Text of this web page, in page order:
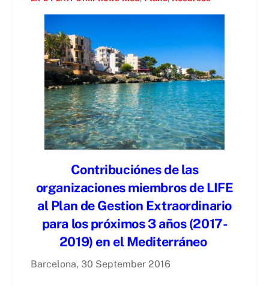
Contribuciónes de las
organizaciones miembros de LIFE
al Plan de Gestion Extraordinario
para los próximos 3 años (2017-
2019) en el Mediterráneo
Barcelona, 30 September 2016